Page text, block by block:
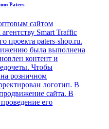
Paters
сайтом
Smart Traffic
проекта paters-shop.ru.
была выполнена
контент и
Чтобы
розничном
логотип. В
сайта. В
его